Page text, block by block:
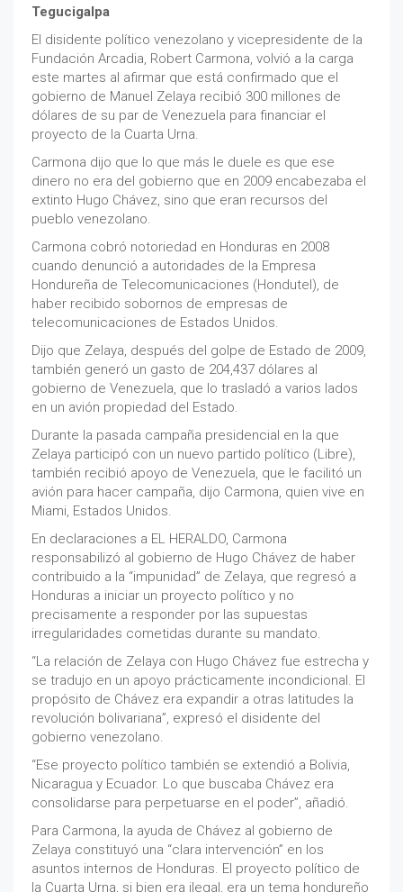
Tegucigalpa
El disidente político venezolano y vicepresidente de la
Fundación Arcadia, Robert Carmona, volvió a la carga
este martes al afirmar que está confirmado que el
gobierno de Manuel Zelaya recibió 300 millones de
dólares de su par de Venezuela para financiar el
proyecto de la Cuarta Urna.
Carmona dijo que lo que más le duele es que ese
dinero no era del gobierno que en 2009 encabezaba el
extinto Hugo Chávez, sino que eran recursos del
pueblo venezolano.
Carmona cobró notoriedad en Honduras en 2008
cuando denunció a autoridades de la Empresa
Hondureña de Telecomunicaciones (Hondutel), de
haber recibido sobornos de empresas de
telecomunicaciones de Estados Unidos.
Dijo que Zelaya, después del golpe de Estado de 2009,
también generó un gasto de 204,437 dólares al
gobierno de Venezuela, que lo trasladó a varios lados
en un avión propiedad del Estado.
Durante la pasada campaña presidencial en la que
Zelaya participó con un nuevo partido político (Libre),
también recibió apoyo de Venezuela, que le facilitó un
avión para hacer campaña, dijo Carmona, quien vive en
Miami, Estados Unidos.
En declaraciones a EL HERALDO, Carmona
responsabilizó al gobierno de Hugo Chávez de haber
contribuido a la “impunidad” de Zelaya, que regresó a
Honduras a iniciar un proyecto político y no
precisamente a responder por las supuestas
irregularidades cometidas durante su mandato.
“La relación de Zelaya con Hugo Chávez fue estrecha y
se tradujo en un apoyo prácticamente incondicional. El
propósito de Chávez era expandir a otras latitudes la
revolución bolivariana”, expresó el disidente del
gobierno venezolano.
“Ese proyecto político también se extendió a Bolivia,
Nicaragua y Ecuador. Lo que buscaba Chávez era
consolidarse para perpetuarse en el poder”, añadió.
Para Carmona, la ayuda de Chávez al gobierno de
Zelaya constituyó una “clara intervención” en los
asuntos internos de Honduras. El proyecto político de
la Cuarta Urna, si bien era ilegal, era un tema hondureño